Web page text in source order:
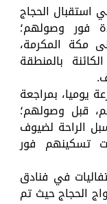
استقبال الحجاج
فور وصولهم؛
مكة المكرمة،
بالمنطقة
يوميا، بمراجعة
قبل وصولهم؛
الراحة لضيوف
تسكينهم فور
في فنادق
الحجاج حيث تم